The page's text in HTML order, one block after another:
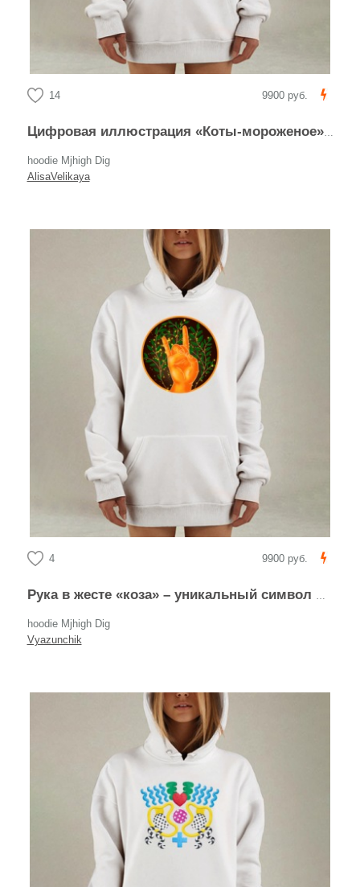
14 9900 руб.
Цифровая иллюстрация «Коты-мороженое» в стиле каваи
hoodie Mjhigh Dig
AlisaVelikaya
4 9900 руб.
Рука в жесте «коза» – уникальный символ жестов
hoodie Mjhigh Dig
Vyazunchik